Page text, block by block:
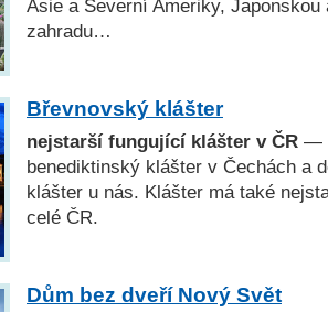
Asie a Severní Ameriky, Japonskou
zahradu…
Břevnovský klášter
nejstarší fungující klášter v ČR —
benediktinský klášter v Čechách a
klášter u nás. Klášter má také
celé ČR.
Dům bez dveří Nový Svět